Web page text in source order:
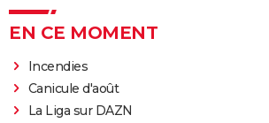
EN CE MOMENT
Incendies
Canicule d'août
La Liga sur DAZN